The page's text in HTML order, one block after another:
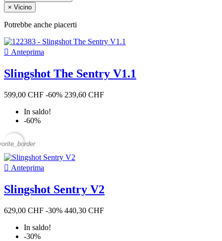
× Vicino
Potrebbe anche piacerti
 Anteprima
Slingshot The Sentry V1.1
599,00 CHF -60% 239,60 CHF
In saldo!
-60%
 Anteprima
Slingshot Sentry V2
629,00 CHF -30% 440,30 CHF
In saldo!
-30%